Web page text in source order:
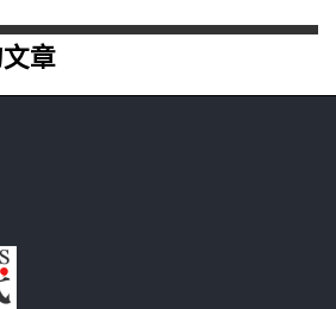
章